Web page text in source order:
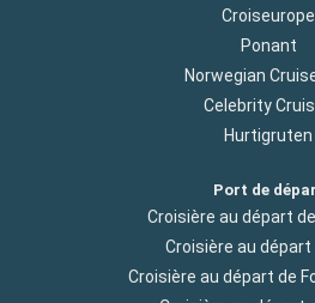
Croiseurope
Ponant
Norwegian
Celebrity
Hurtigruten
Port de
Croisière au départ
Croisière au départ
Croisière au départ de